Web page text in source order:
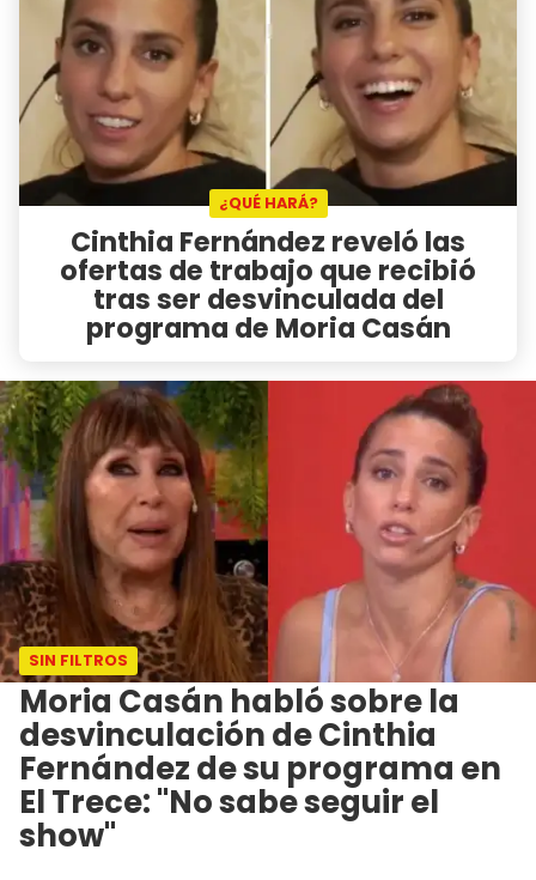
¿QUÉ HARÁ?
Cinthia Fernández reveló las
ofertas de trabajo que recibió
tras ser desvinculada del
programa de Moria Casán
SIN FILTROS
Moria Casán habló sobre la
desvinculación de Cinthia
Fernández de su programa en
El Trece: "No sabe seguir el
show"